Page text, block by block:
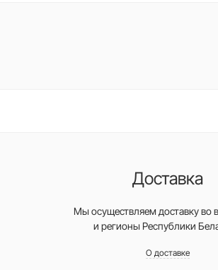
Доставка
Мы осуществляем доставку во
и регионы Республики
О доставке